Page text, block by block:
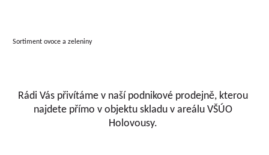
Sortiment ovoce a zeleniny
Rádi Vás přivítáme v naší podnikové prodejně, kterou
najdete přímo v objektu skladu v areálu VŠÚO
Holovousy.